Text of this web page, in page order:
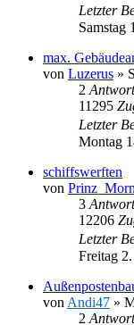
Letzter
Samstag
max.
von Luzerus »
2
11295
Letzter
Montag
schiffswerften
von Prinz_Morn
3
12206
Letzter
Freitag
von Andi47 »
2